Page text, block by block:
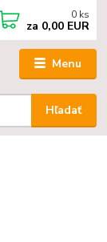
Menu
Hľadať
0 ks
za 0,00 EUR